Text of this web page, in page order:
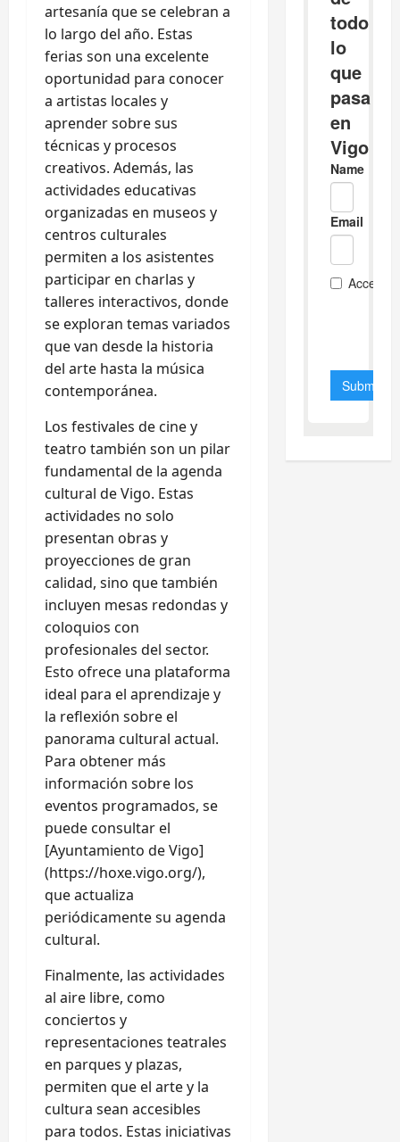
artesanía que se celebran a
lo largo del año. Estas
ferias son una excelente
oportunidad para conocer
a artistas locales y
aprender sobre sus
técnicas y procesos
creativos. Además, las
actividades educativas
organizadas en museos y
centros culturales
permiten a los asistentes
participar en charlas y
talleres interactivos, donde
se exploran temas variados
que van desde la historia
del arte hasta la música
contemporánea.
Los festivales de cine y
teatro también son un pilar
fundamental de la agenda
cultural de Vigo. Estas
actividades no solo
presentan obras y
proyecciones de gran
calidad, sino que también
incluyen mesas redondas y
coloquios con
profesionales del sector.
Esto ofrece una plataforma
ideal para el aprendizaje y
la reflexión sobre el
panorama cultural actual.
Para obtener más
información sobre los
eventos programados, se
puede consultar el
[Ayuntamiento de Vigo]
(https://hoxe.vigo.org/),
que actualiza
periódicamente su agenda
cultural.
Finalmente, las actividades
al aire libre, como
conciertos y
representaciones teatrales
en parques y plazas,
permiten que el arte y la
cultura sean accesibles
para todos. Estas iniciativas